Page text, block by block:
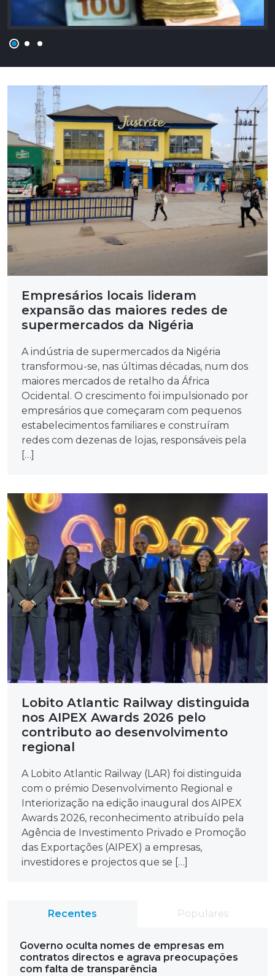
Empresários locais lideram
expansão das maiores redes de
supermercados da Nigéria
A indústria de supermercados da Nigéria
transformou-se, nas últimas décadas, num dos
maiores mercados de retalho da África
Ocidental. O crescimento foi impulsionado por
empresários que começaram com pequenos
estabelecimentos familiares e construíram
redes com dezenas de lojas, responsáveis pela
[…]
Lobito Atlantic Railway distinguida
nos AIPEX Awards 2026 pelo
contributo ao desenvolvimento
regional
A Lobito Atlantic Railway (LAR) foi distinguida
com o prémio Desenvolvimento Regional e
Interiorização na edição inaugural dos AIPEX
Awards 2026, reconhecimento atribuído pela
Agência de Investimento Privado e Promoção
das Exportações (AIPEX) a empresas,
investidores e projectos que se […]
Recentes Populares
Governo oculta nomes de empresas em
contratos directos e agrava preocupações
com falta de transparência